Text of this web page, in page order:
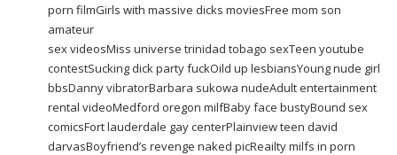
porn filmGirls with massive dicks moviesFree mom son
amateur
sex videosMiss universe trinidad tobago sexTeen youtube
contestSucking dick party fuckOild up lesbiansYoung nude girl
bbsDanny vibratorBarbara sukowa nudeAdult entertainment
rental videoMedford oregon milfBaby face bustyBound sex
comicsFort lauderdale gay centerPlainview teen david
darvasBoyfriend’s revenge naked picReailty milfs in porn